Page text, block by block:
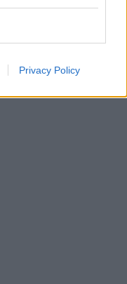
Privacy Policy